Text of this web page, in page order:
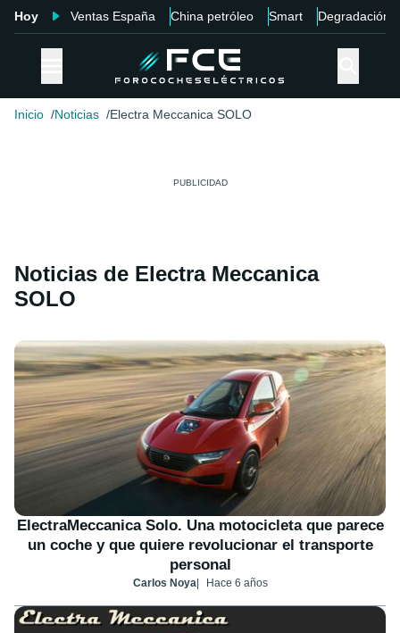
Hoy Ventas España China petróleo Smart Degradación
Inicio Noticias Electra Meccanica SOLO
Noticias de Electra Meccanica
SOLO
ElectraMeccanica Solo. Una motocicleta que parece
un coche y que quiere revolucionar el transporte
personal
Carlos Noya Hace 6 años